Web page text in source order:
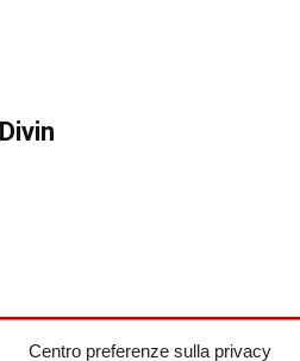
Centro preferenze sulla privacy